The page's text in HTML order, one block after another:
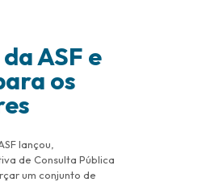
ASF e
os
lançou,
de Consulta Pública
um conjunto de